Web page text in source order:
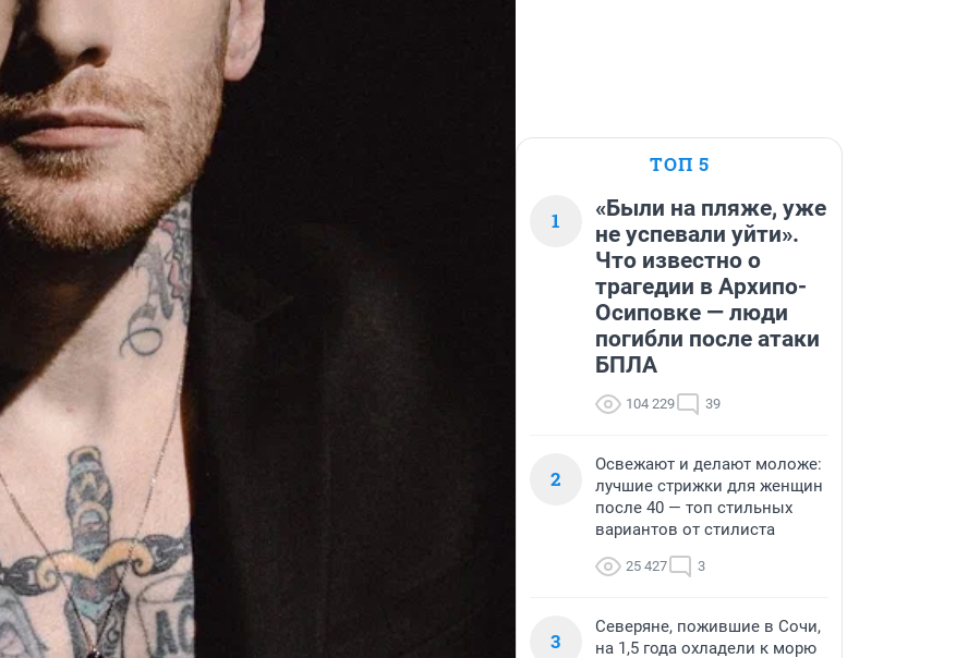
ТОП 5
1
«Были на пляже, уже
не успевали уйти».
Что известно о
трагедии в Архипо-
Осиповке — люди
погибли после атаки
БПЛА
104 229 39
2
Освежают и делают моложе:
лучшие стрижки для женщин
после 40 — топ стильных
вариантов от стилиста
25 427 3
3
Северяне, пожившие в Сочи,
на 1,5 года охладели к морю